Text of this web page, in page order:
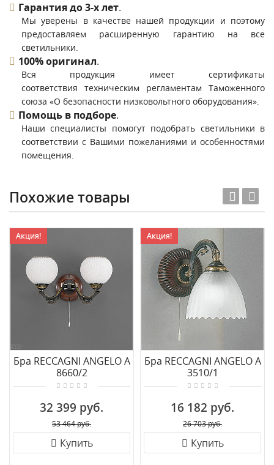
Гарантия до 3-х лет.
Мы уверены в качестве нашей продукции и поэтому
предоставляем расширенную гарантию на все
светильники.
100% оригинал.
Вся продукция имеет сертификаты
соответствия техническим регламентам Таможенного
союза «О безопасности низковольтного оборудования».
Помощь в подборе.
Наши специалисты помогут подобрать светильники в
соответствии с Вашими пожеланиями и особенностями
помещения.
Похожие товары
Акция!
Бра RECCAGNI ANGELO A
8660/2
32 399 руб.
53 464 руб.
Купить
Акция!
Бра RECCAGNI ANGELO A
3510/1
16 182 руб.
26 703 руб.
Купить